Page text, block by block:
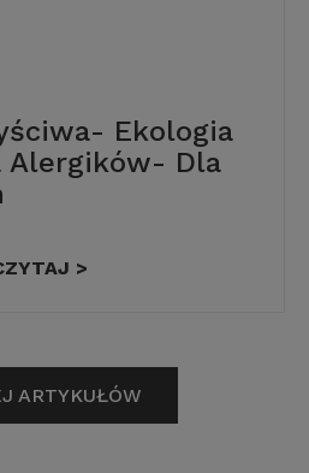
Ekologia
Alergików- Dla
>
ARTYKUŁÓW